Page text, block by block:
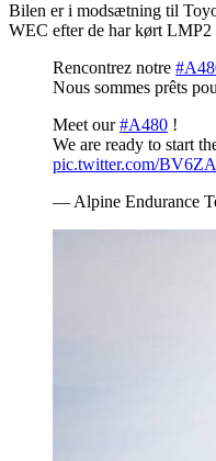
Bilen er i modsætning til
WEC efter de har kørt
Rencontrez notre
Nous sommes prêts
Meet our#A480 !
We are ready to start
pic.twitter.com/
— Alpine Endurance